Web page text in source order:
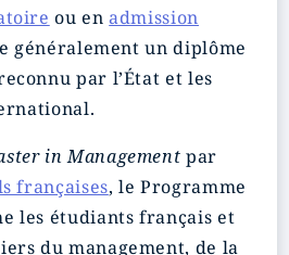
ou enadmission
généralement un diplôme
par l’État et les
in Management par
françaises, le Programme
les étudiants français et
du management, de la